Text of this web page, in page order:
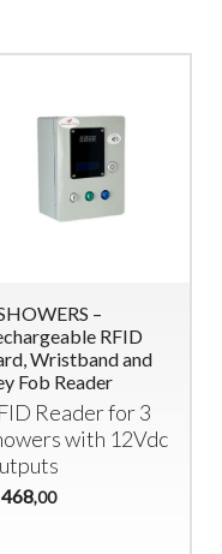
–
RFID
Wristband and
Fob Reader
Reader for 3
with 12Vdc
468,00